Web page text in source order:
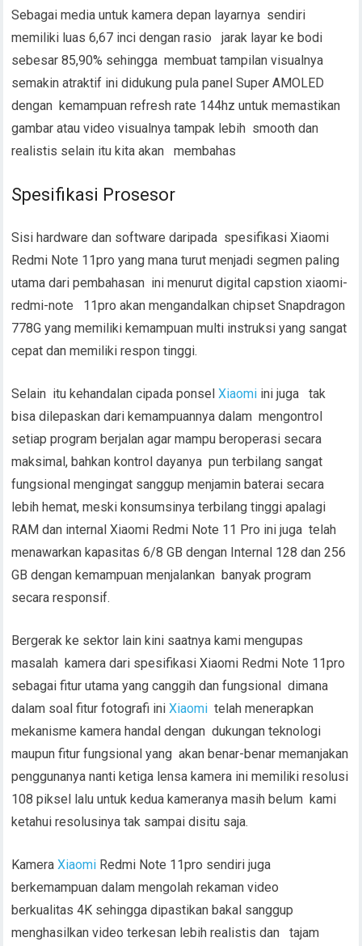
Sebagai media untuk kamera depan layarnya sendiri
memiliki luas 6,67 inci dengan rasio jarak layar ke bodi
sebesar 85,90% sehingga membuat tampilan visualnya
semakin atraktif ini didukung pula panel Super AMOLED
dengan kemampuan refresh rate 144hz untuk memastikan
gambar atau video visualnya tampak lebih smooth dan
realistis selain itu kita akan membahas
Spesifikasi Prosesor
Sisi hardware dan software daripada spesifikasi Xiaomi
Redmi Note 11pro yang mana turut menjadi segmen paling
utama dari pembahasan ini menurut digital capstion xiaomi-
redmi-note 11pro akan mengandalkan chipset Snapdragon
778G yang memiliki kemampuan multi instruksi yang sangat
cepat dan memiliki respon tinggi.
Selain itu kehandalan cipada ponselXiaomi ini juga tak
bisa dilepaskan dari kemampuannya dalam mengontrol
setiap program berjalan agar mampu beroperasi secara
maksimal, bahkan kontrol dayanya pun terbilang sangat
fungsional mengingat sanggup menjamin baterai secara
lebih hemat, meski konsumsinya terbilang tinggi apalagi
RAM dan internal Xiaomi Redmi Note 11 Pro ini juga telah
menawarkan kapasitas 6/8 GB dengan Internal 128 dan 256
GB dengan kemampuan menjalankan banyak program
secara responsif.
Bergerak ke sektor lain kini saatnya kami mengupas
masalah kamera dari spesifikasi Xiaomi Redmi Note 11pro
sebagai fitur utama yang canggih dan fungsional dimana
dalam soal fitur fotografi iniXiaomi telah menerapkan
mekanisme kamera handal dengan dukungan teknologi
maupun fitur fungsional yang akan benar-benar memanjakan
penggunanya nanti ketiga lensa kamera ini memiliki resolusi
108 piksel lalu untuk kedua kameranya masih belum kami
ketahui resolusinya tak sampai disitu saja.
KameraXiaomi Redmi Note 11pro sendiri juga
berkemampuan dalam mengolah rekaman video
berkualitas 4K sehingga dipastikan bakal sanggup
menghasilkan video terkesan lebih realistis dan tajam